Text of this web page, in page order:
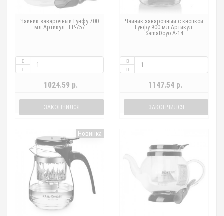
Чайник заварочный Гунфу 700
мл Артикул: TP-757
1024.59 р.
ЗАКОНЧИЛСЯ
Чайник заварочный с кнопкой
Гунфу 900 мл Артикул:
SamaDoyo A-14
1147.54 р.
ЗАКОНЧИЛСЯ
Новинка